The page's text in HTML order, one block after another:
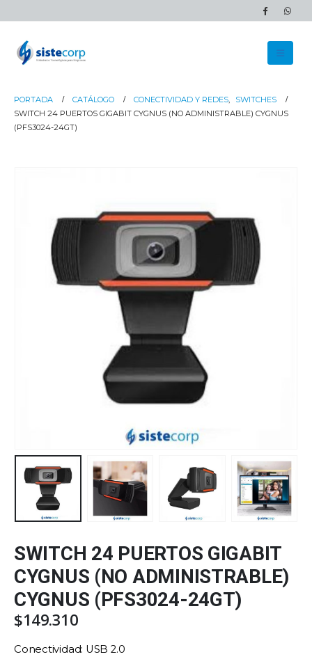
PORTADA CATÁLOGO CONECTIVIDAD Y REDES,
SWITCHES
SWITCH 24 PUERTOS GIGABIT CYGNUS (NO ADMINISTRABLE) CYGNUS
(PFS3024-24GT)
SWITCH 24 PUERTOS GIGABIT
CYGNUS (NO ADMINISTRABLE)
CYGNUS (PFS3024-24GT)
$149.310
Conectividad: USB 2.0